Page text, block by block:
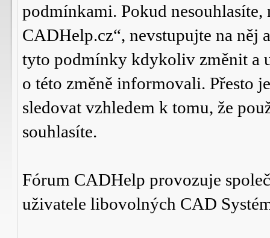
podmínkami. Pokud
CADHelp.cz“, nevstupujte na něj
tyto podmínky kdykoliv změnit a
o této změně informovali. Přesto
sledovat vzhledem k tomu, že
souhlasíte.
Fórum CADHelp provozuje
uživatele libovolných CAD